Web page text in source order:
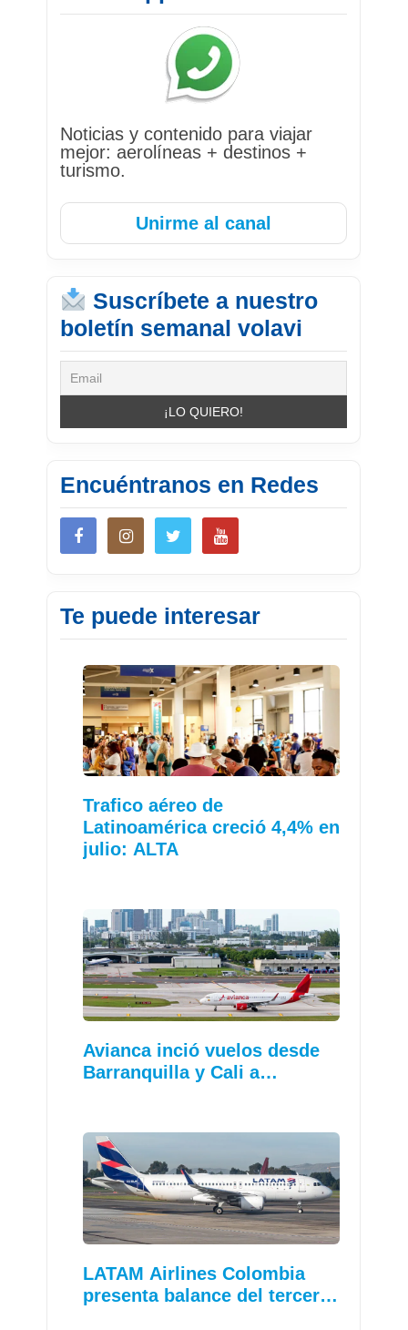
Noticias y contenido para viajar
mejor: aerolíneas + destinos +
turismo.
Unirme al canal
Suscríbete a nuestro
boletín semanal volavi
Encuéntranos en Redes
Te puede interesar
Trafico aéreo de
Latinoamérica creció 4,4% en
julio: ALTA
Avianca inció vuelos desde
Barranquilla y Cali a…
LATAM Airlines Colombia
presenta balance del tercer…